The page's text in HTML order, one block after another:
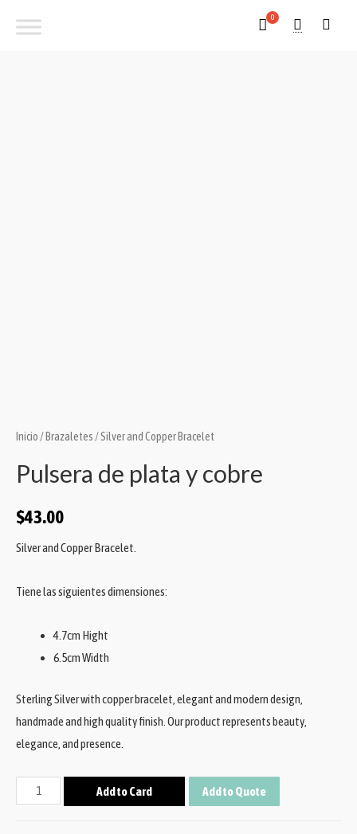
Inicio/ Brazaletes/ Silver and Copper Bracelet
Pulsera de plata y cobre
$43.00
Silver and Copper Bracelet.
Tiene las siguientes dimensiones:
4.7cm Hight
6.5cm Width
Sterling Silver with copper bracelet, elegant and modern design,
handmade and high quality finish. Our product represents beauty,
elegance, and presence.
Add to Card Add to Quote